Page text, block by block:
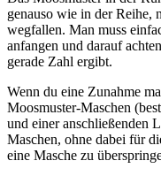
genauso wie in der Reihe,
wegfallen. Man muss
anfangen und darauf
gerade Zahl ergibt.
Wenn du eine Zunahme
Moosmuster-Maschen
und einer anschließenden
Maschen, ohne dabei für
eine Masche zu